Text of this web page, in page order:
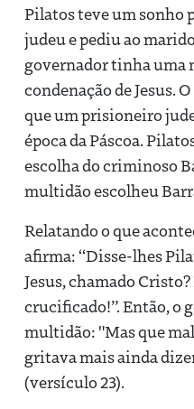
Pilatos teve um sonho
judeu e pediu ao
governador tinha uma
condenação de Jesus.
que um prisioneiro
época da Páscoa.
escolha do criminoso
multidão escolheu
Relatando o que
afirma: “Disse-lhes
Jesus, chamado
crucificado!”. Então, o
multidão: "Mas que
gritava mais ainda
(versículo 23).